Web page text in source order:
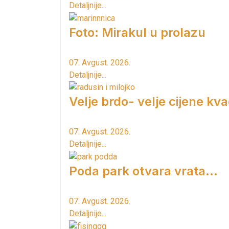
Detaljnije...
Foto: Mirakul u prolazu
07. Avgust. 2026.
Detaljnije...
Velje brdo- velje cijene
07. Avgust. 2026.
Detaljnije...
Poda park otvara vrata...
07. Avgust. 2026.
Detaljnije...